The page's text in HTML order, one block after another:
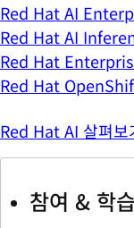
Red Hat AI
Red Hat AI
Red Hat
Red Hat
Red Hat AI 살펴보
참여 & 학습